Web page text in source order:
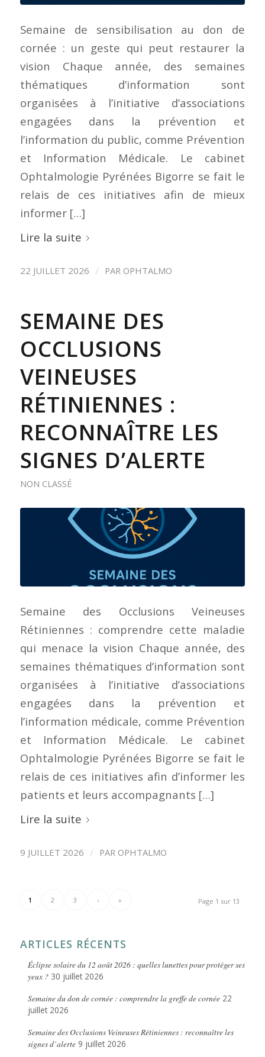
Semaine de sensibilisation au don de
cornée : un geste qui peut restaurer la
vision Chaque année, des semaines
thématiques d’information sont
organisées à l’initiative d’associations
engagées dans la prévention et
l’information du public, comme Prévention
et Information Médicale. Le cabinet
Ophtalmologie Pyrénées Bigorre se fait le
relais de ces initiatives afin de mieux
informer […]
Lire la suite
22 JUILLET 2026 / PAR OPHTALMO
SEMAINE DES
OCCLUSIONS
VEINEUSES
RÉTINIENNES :
RECONNAÎTRE LES
SIGNES D’ALERTE
NON CLASSÉ
Semaine des Occlusions Veineuses
Rétiniennes : comprendre cette maladie
qui menace la vision Chaque année, des
semaines thématiques d’information sont
organisées à l’initiative d’associations
engagées dans la prévention et
l’information médicale, comme Prévention
et Information Médicale. Le cabinet
Ophtalmologie Pyrénées Bigorre se fait le
relais de ces initiatives afin d’informer les
patients et leurs accompagnants […]
Lire la suite
9 JUILLET 2026 / PAR OPHTALMO
Page 1 sur 13
1 2 3 › »
ARTICLES RÉCENTS
Éclipse solaire du 12 août 2026 : quelles lunettes pour protéger ses
yeux ? 30 juillet 2026
Semaine du don de cornée : comprendre la greffe de cornée 22
juillet 2026
Semaine des Occlusions Veineuses Rétiniennes : reconnaître les
signes d’alerte 9 juillet 2026